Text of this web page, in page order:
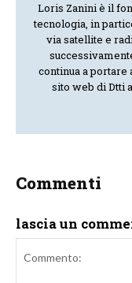
Loris Zanini è il
tecnologia, in
via satellite e
continua a portare
sito web di Dtti
Commenti
lascia un